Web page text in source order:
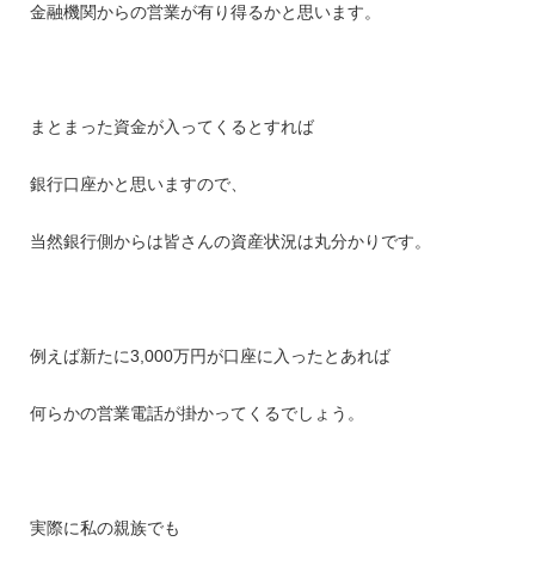
金融機関からの営業が有り得るかと思います。
まとまった資金が入ってくるとすれば
銀行口座かと思いますので、
当然銀行側からは皆さんの資産状況は丸分かりです。
例えば新たに3,000万円が口座に入ったとあれば
何らかの営業電話が掛かってくるでしょう。
実際に私の親族でも